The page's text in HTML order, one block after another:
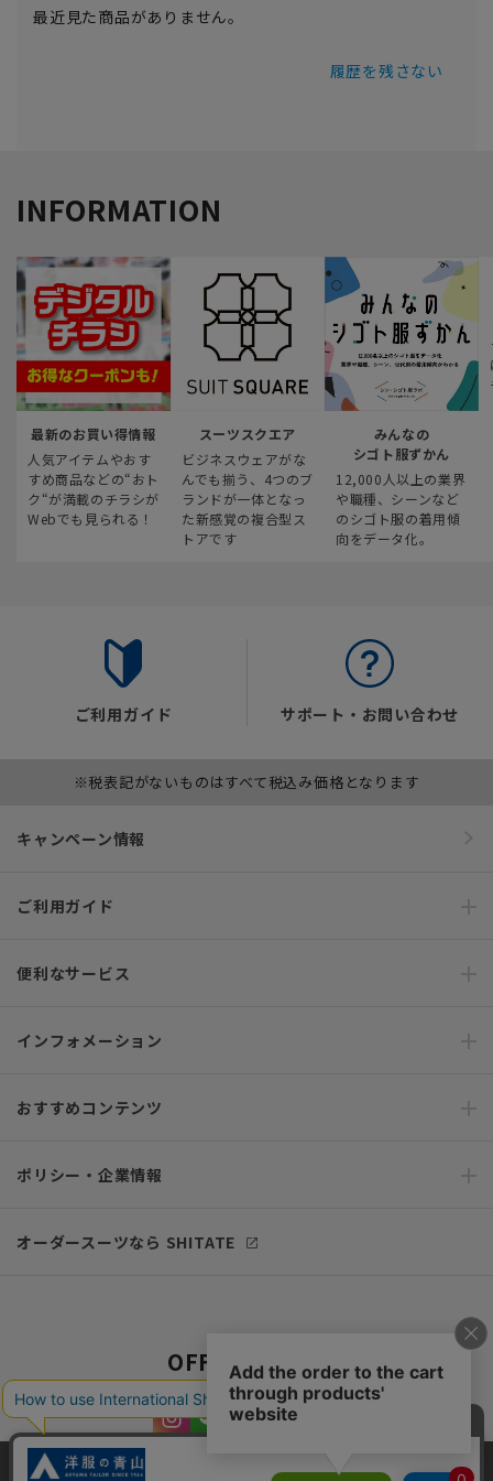
最近見た商品がありません。
履歴を残さない
INFORMATION
最新のお買い得情報
人気アイテムやおす
すめ商品などの“おト
ク“が満載のチラシが
Webでも見られる！
スーツスクエア
ビジネスウェアがな
んでも揃う、4つのブ
ランドが一体となっ
た新感覚の複合型ス
トアです
みんなの
シゴト服ずかん
12,000人以上の業界
や職種、シーンなど
のシゴト服の着用傾
向をデータ化。
ご利用ガイド サポート・お問い合わせ
※税表記がないものはすべて税込み価格となります
キャンペーン情報
ご利用ガイド
便利なサービス
インフォメーション
おすすめコンテンツ
ポリシー・企業情報
オーダースーツなら SHITATE
OFFICIAL SNS